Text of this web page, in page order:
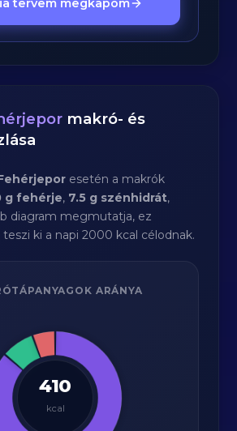
tervem megkapom
makró- és
esetén a makrók
g fehérje, 7.5 g szénhidrát,
diagram megmutatja, ez
ki a napi 2000 kcal célodnak.
ARÁNYA
410
kcal